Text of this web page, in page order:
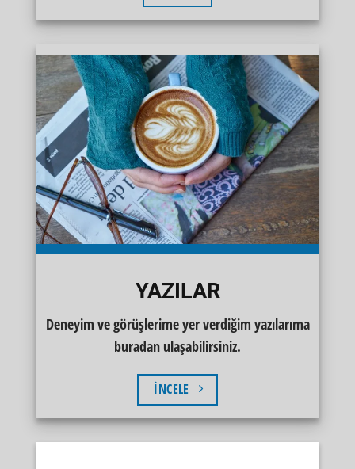
YAZILAR
Deneyim ve görüşlerime yer verdiğim yazılarıma
buradan ulaşabilirsiniz.
İNCELE